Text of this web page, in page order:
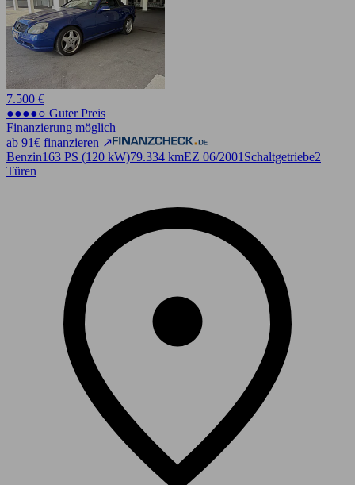
7.500 €
●●●●○ Guter Preis
Finanzierung möglich
ab 91€ finanzieren ↗
Benzin163 PS (120 kW)79.334 kmEZ 06/2001Schaltgetriebe2
Türen